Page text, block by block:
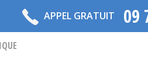
APPEL GRATUIT 09